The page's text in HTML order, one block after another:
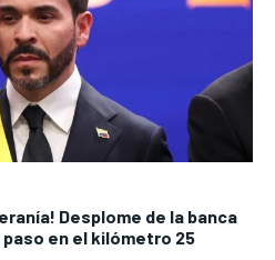
Desplome de la banca
en el kilómetro 25